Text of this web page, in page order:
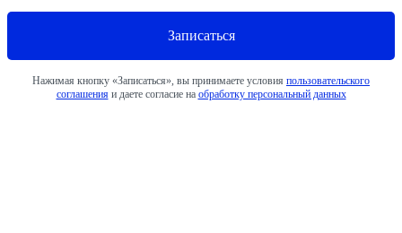
Нажимая кнопку «Записаться», вы принимаете условия пользовательского
соглашенияи даете согласие на обработку персональный данных